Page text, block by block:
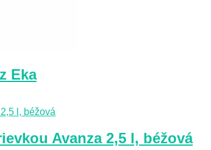
Eka
Avanza 2,5 l, béžová